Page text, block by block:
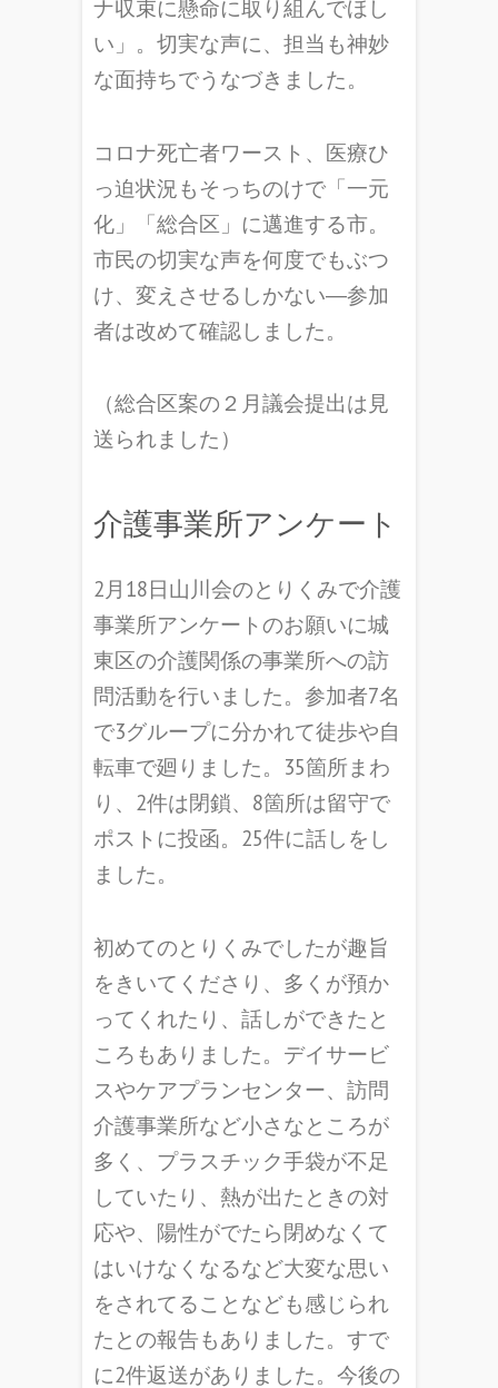
ナ収束に懸命に取り組んでほし
い」。切実な声に、担当も神妙
な面持ちでうなづきました。
コロナ死亡者ワースト、医療ひ
っ迫状況もそっちのけで「一元
化」「総合区」に邁進する市。
市民の切実な声を何度でもぶつ
け、変えさせるしかない―参加
者は改めて確認しました。
（総合区案の２月議会提出は見
送られました）
介護事業所アンケート
2月18日山川会のとりくみで介護
事業所アンケートのお願いに城
東区の介護関係の事業所への訪
問活動を行いました。参加者7名
で3グループに分かれて徒歩や自
転車で廻りました。35箇所まわ
り、2件は閉鎖、8箇所は留守で
ポストに投函。25件に話しをし
ました。
初めてのとりくみでしたが趣旨
をきいてくださり、多くが預か
ってくれたり、話しができたと
ころもありました。デイサービ
スやケアプランセンター、訪問
介護事業所など小さなところが
多く、プラスチック手袋が不足
していたり、熱が出たときの対
応や、陽性がでたら閉めなくて
はいけなくなるなど大変な思い
をされてることなども感じられ
たとの報告もありました。すで
に2件返送がありました。今後の